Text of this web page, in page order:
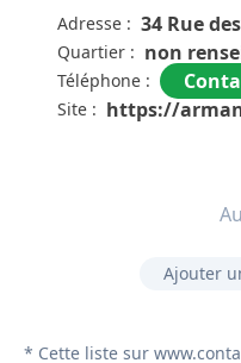
Adresse : 34 Rue
Quartier : non
Téléphone :
Site : https://
Ajouter